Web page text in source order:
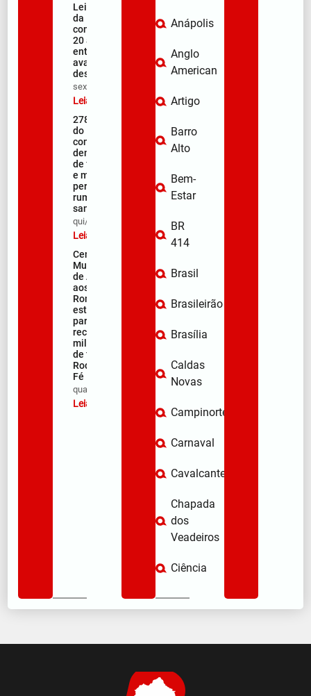
Lei Maria
da Penha
completa
20 anos
entre
avanços e
desafios
sex/08/2026
Leia mais »
278ª Romaria
do Muquém
começa com
demonstração
de fé, emoção
e milhares de
peregrinos
rumo ao
santuário
qui/08/2026
Leia mais »
Centro
Municipal
de Apoio
aos
Romeiros
está pronto
para
receber
milhares
de fiéis na
Rodovia da
Fé
qua/08/2026
Leia mais »
Anápolis
Anglo
American
Artigo
Barro
Alto
Bem-
Estar
BR
414
Brasil
Brasileirão
Brasília
Caldas
Novas
Campinorte
Carnaval
Cavalcante
Chapada
dos
Veadeiros
Ciência